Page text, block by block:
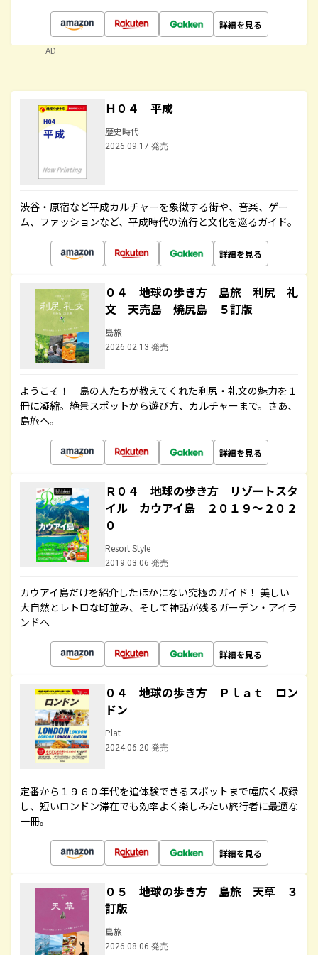
詳細を見る
AD
Ｈ０４ 平成
歴史時代
2026.09.17 発売
渋谷・原宿など平成カルチャーを象徴する街や、音楽、ゲー
ム、ファッションなど、平成時代の流行と文化を巡るガイド。
詳細を見る
０４ 地球の歩き方 島旅 利尻 礼
文 天売島 焼尻島 ５訂版
島旅
2026.02.13 発売
ようこそ！ 島の人たちが教えてくれた利尻・礼文の魅力を１
冊に凝縮。絶景スポットから遊び方、カルチャーまで。さあ、
島旅へ。
詳細を見る
Ｒ０４ 地球の歩き方 リゾートスタ
イル カウアイ島 ２０１９～２０２
０
Resort Style
2019.03.06 発売
カウアイ島だけを紹介したほかにない究極のガイド！ 美しい
大自然とレトロな町並み、そして神話が残るガーデン・アイラ
ンドへ
詳細を見る
０４ 地球の歩き方 Ｐｌａｔ ロン
ドン
Plat
2024.06.20 発売
定番から１９６０年代を追体験できるスポットまで幅広く収録
し、短いロンドン滞在でも効率よく楽しみたい旅行者に最適な
一冊。
詳細を見る
０５ 地球の歩き方 島旅 天草 ３
訂版
島旅
2026.08.06 発売